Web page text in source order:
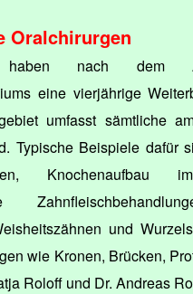
Oralchirurgen
haben nach dem
eine vierjährige
umfasst sämtliche
Typische Beispiele dafür
Knochenaufbau
und
wie Kronen, Brücken,
Roloff und Dr. Andreas